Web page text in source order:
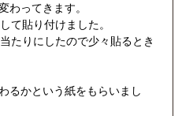
わってきます。
て貼り付けました。
たりにしたので少々貼るとき
るかという紙をもらいまし